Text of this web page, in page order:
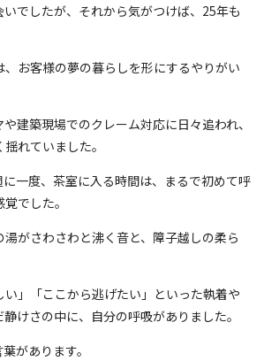
でしたが、それから気がつけば、25年も
お客様の夢の暮らしを形にするやりがい
建築現場でのクレーム対応に日々追われ、
れていました。
一度、茶室に入る時間は、まるで初めて呼
でした。
がさわさわと沸く音と、障子越しの柔ら
」「ここから逃げたい」といった執着や
けさの中に、自分の呼吸がありました。
があります。